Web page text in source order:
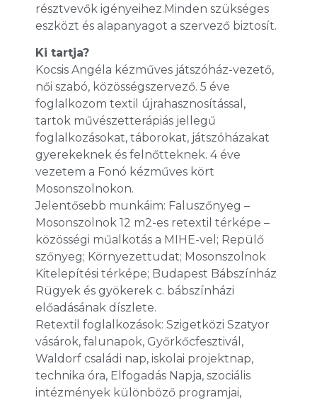
résztvevők igényeihez.Minden szükséges
eszközt és alapanyagot a szervező biztosít.
Ki tartja?
Kocsis Angéla kézműves játszóház-vezető,
női szabó, közösségszervező. 5 éve
foglalkozom textil újrahasznosítással,
tartok művészetterápiás jellegű
foglalkozásokat, táborokat, játszóházakat
gyerekeknek és felnőtteknek. 4 éve
vezetem a Fonó kézműves kört
Mosonszolnokon.
Jelentősebb munkáim: Faluszőnyeg –
Mosonszolnok 12 m2-es retextil térképe –
közösségi műalkotás a MIHE-vel; Repülő
szőnyeg; Környezettudat; Mosonszolnok
Kitelepítési térképe; Budapest Bábszínház
Rügyek és gyökerek c. bábszínházi
előadásának díszlete.
Retextil foglalkozások: Szigetközi Szatyor
vásárok, falunapok, Győrkőcfesztivál,
Waldorf családi nap, iskolai projektnap,
technika óra, Elfogadás Napja, szociális
intézmények különböző programjai,